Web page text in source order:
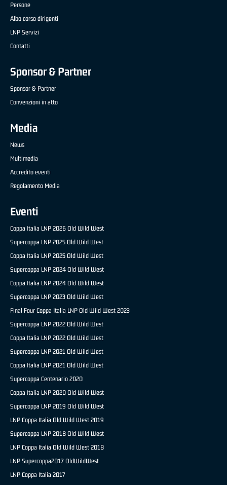
Persone
Albo corso dirigenti
LNP Servizi
Contatti
Sponsor & Partner
Sponsor & Partner
Convenzioni in atto
Media
News
Multimedia
Accredito eventi
Regolamento Media
Eventi
Coppa Italia LNP 2026 Old Wild West
Supercoppa LNP 2025 Old Wild West
Coppa Italia LNP 2025 Old Wild West
Supercoppa LNP 2024 Old Wild West
Coppa Italia LNP 2024 Old Wild West
Supercoppa LNP 2023 Old Wild West
Final Four Coppa Italia LNP Old Wild West 2023
Supercoppa LNP 2022 Old Wild West
Coppa Italia LNP 2022 Old Wild West
Supercoppa LNP 2021 Old Wild West
Coppa Italia LNP 2021 Old Wild West
Supercoppa Centenario 2020
Coppa Italia LNP 2020 Old Wild West
Supercoppa LNP 2019 Old Wild West
LNP Coppa Italia Old Wild West 2019
Supercoppa LNP 2018 Old Wild West
LNP Coppa Italia Old Wild West 2018
LNP Supercoppa2017 OldWildWest
LNP Coppa Italia 2017